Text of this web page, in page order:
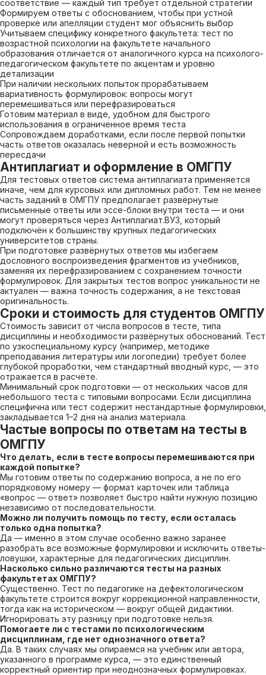
соответствие — каждый тип требует отдельной стратегии
Формируем ответы с обоснованием, чтобы при устной
проверке или апелляции студент мог объяснить выбор
Учитываем специфику конкретного факультета: тест по
возрастной психологии на факультете начального
образования отличается от аналогичного курса на психолого-
педагогическом факультете по акцентам и уровню
детализации
При наличии нескольких попыток прорабатываем
вариативность формулировок: вопросы могут
перемешиваться или перефразироваться
Готовим материал в виде, удобном для быстрого
использования в ограниченное время теста
Сопровождаем доработками, если после первой попытки
часть ответов оказалась неверной и есть возможность
пересдачи
Антиплагиат и оформление в ОМГПУ
Для тестовых ответов система антиплагиата применяется
иначе, чем для курсовых или дипломных работ. Тем не менее
часть заданий в ОМГПУ предполагает развёрнутые
письменные ответы или эссе-блоки внутри теста — и они
могут проверяться через Антиплагиат.ВУЗ, который
подключён к большинству крупных педагогических
университетов страны.
При подготовке развёрнутых ответов мы избегаем
дословного воспроизведения фрагментов из учебников,
заменяя их перефразированием с сохранением точности
формулировок. Для закрытых тестов вопрос уникальности не
актуален — важна точность содержания, а не текстовая
оригинальность.
Сроки и стоимость для студентов ОМГПУ
Стоимость зависит от числа вопросов в тесте, типа
дисциплины и необходимости развёрнутых обоснований. Тест
по узкоспециальному курсу (например, методике
преподавания литературы или логопедии) требует более
глубокой проработки, чем стандартный вводный курс, — это
отражается в расчёте.
Минимальный срок подготовки — от нескольких часов для
небольшого теста с типовыми вопросами. Если дисциплина
специфична или тест содержит нестандартные формулировки,
закладывается 1–2 дня на анализ материала.
Частые вопросы по ответам на тесты в
ОМГПУ
Что делать, если в тесте вопросы перемешиваются при
каждой попытке?
Мы готовим ответы по содержанию вопроса, а не по его
порядковому номеру — формат карточек или таблица
«вопрос — ответ» позволяет быстро найти нужную позицию
независимо от последовательности.
Можно ли получить помощь по тесту, если осталась
только одна попытка?
Да — именно в этом случае особенно важно заранее
разобрать все возможные формулировки и исключить ответы-
ловушки, характерные для педагогических дисциплин.
Насколько сильно различаются тесты на разных
факультетах ОМГПУ?
Существенно. Тест по педагогике на дефектологическом
факультете строится вокруг коррекционной направленности,
тогда как на историческом — вокруг общей дидактики.
Игнорировать эту разницу при подготовке нельзя.
Помогаете ли с тестами по психологическим
дисциплинам, где нет однозначного ответа?
Да. В таких случаях мы опираемся на учебник или автора,
указанного в программе курса, — это единственный
корректный ориентир при неоднозначных формулировках.